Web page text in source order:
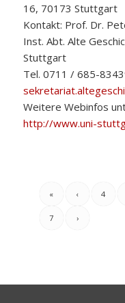
16, 70173 Stuttgart
Kontakt: Prof. Dr.
Inst. Abt. Alte
Stuttgart
Tel. 0711 / 685-
Weitere Webinfos
http://www.uni-
« ‹ 4
7 ›